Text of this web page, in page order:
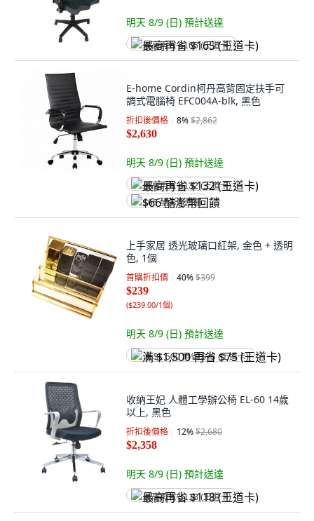
明天 8/9 (日) 預計送達
最高再省 $165 (王道卡)
E-home Cordin柯丹高背固定扶手可
調式電腦椅 EFC004A-blk, 黑色
折扣後價格 8%$2,862
$2,630
明天 8/9 (日) 預計送達
最高再省 $132 (王道卡)
$66 酷澎幣回饋
上手家居 透光玻璃口紅架, 金色 + 透明
色, 1個
首購折扣價 40%$399
$239
($239.00/1個)
明天 8/9 (日) 預計送達
满 $1,500 再省 $75 (王道卡)
收納王妃 人體工學辦公椅 EL-60 14歲
以上, 黑色
折扣後價格 12%$2,680
$2,358
明天 8/9 (日) 預計送達
最高再省 $118 (王道卡)